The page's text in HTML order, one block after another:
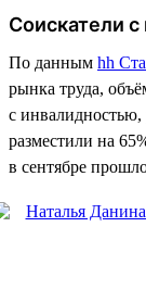
Соискатели
По данным hh
рынка труда,
с инвалидностью,
разместили на
в сентябре